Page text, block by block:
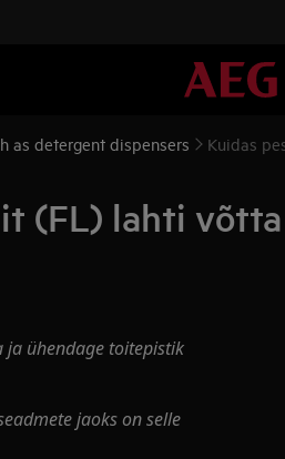
as detergent dispensers Kuidas
(FL) lahti
ja ühendage toitepistik
jaoks on selle